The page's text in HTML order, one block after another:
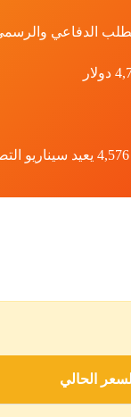
الدفاعي
السعر الحالي